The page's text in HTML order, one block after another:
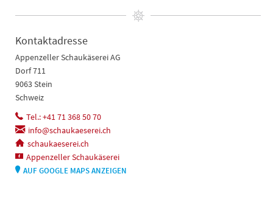
Kontaktadresse
Appenzeller Schaukäserei AG
Dorf 711
9063 Stein
Schweiz
Tel.: +41 71 368 50 70
info@schaukaeserei.ch
schaukaeserei.ch
Appenzeller Schaukäserei
AUF GOOGLE MAPS ANZEIGEN